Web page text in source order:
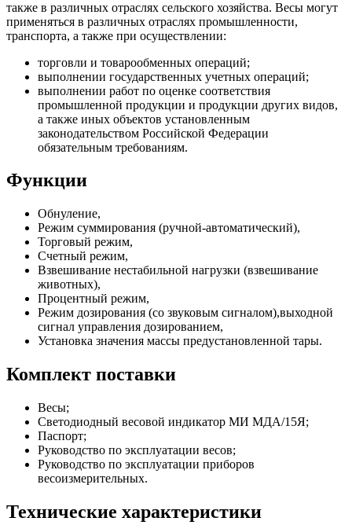
также в различных отраслях сельского хозяйства. Весы могут
применяться в различных отраслях промышленности,
транспорта, а также при осуществлении:
торговли и товарообменных операций;
выполнении государственных учетных операций;
выполнении работ по оценке соответствия
промышленной продукции и продукции других видов,
а также иных объектов установленным
законодательством Российской Федерации
обязательным требованиям.
Функции
Обнуление,
Режим суммирования (ручной-автоматический),
Торговый режим,
Счетный режим,
Взвешивание нестабильной нагрузки (взвешивание
животных),
Процентный режим,
Режим дозирования (со звуковым сигналом),выходной
сигнал управления дозированием,
Установка значения массы предустановленной тары.
Комплект поставки
Весы;
Светодиодный весовой индикатор МИ МДА/15Я;
Паспорт;
Руководство по эксплуатации весов;
Руководство по эксплуатации приборов
весоизмерительных.
Технические характеристики